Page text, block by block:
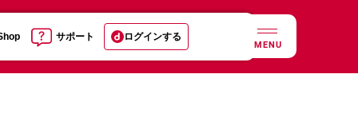
サポート ログインする
MENU